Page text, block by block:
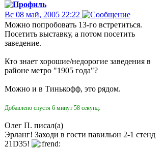
Вс 08 май, 2005 22:22
Можно попробовать 13-го встретиться.
Посетить выставку, а потом посетить
заведение.
Кто знает хорошие/недорогие заведения в
районе метро "1905 года"?
Можно и в Тинькофф, это рядом.
Добавлено спустя 6 минут 58 секунд:
Олег П. писал(а)
Эрланг! Заходи в гости павильон 2-1 стенд
21D35!